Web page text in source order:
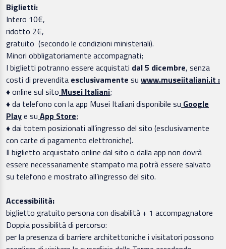
Biglietti:
Intero 10€,
ridotto 2€,
gratuito (secondo le condizioni ministeriali).
Minori obbligatoriamente accompagnati;
I biglietti potranno essere acquistati dal 5 dicembre, senza
costi di prevendita esclusivamente su www.museiitaliani.it :
♦ online sul sito Musei Italiani;
♦ da telefono con la app Musei Italiani disponibile su Google
Playe su App Store;
♦ dai totem posizionati all’ingresso del sito (esclusivamente
con carte di pagamento elettroniche).
Il biglietto acquistato online dal sito o dalla app non dovrà
essere necessariamente stampato ma potrà essere salvato
su telefono e mostrato all’ingresso del sito.
Accessibilità:
biglietto gratuito persona con disabilità + 1 accompagnatore
Doppia possibilità di percorso:
per la presenza di barriere architettoniche i visitatori possono